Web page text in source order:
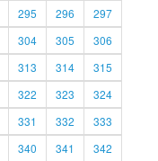
295 296
297
304 305
306
313 314
315
322 323
324
331 332
333
340 341 342